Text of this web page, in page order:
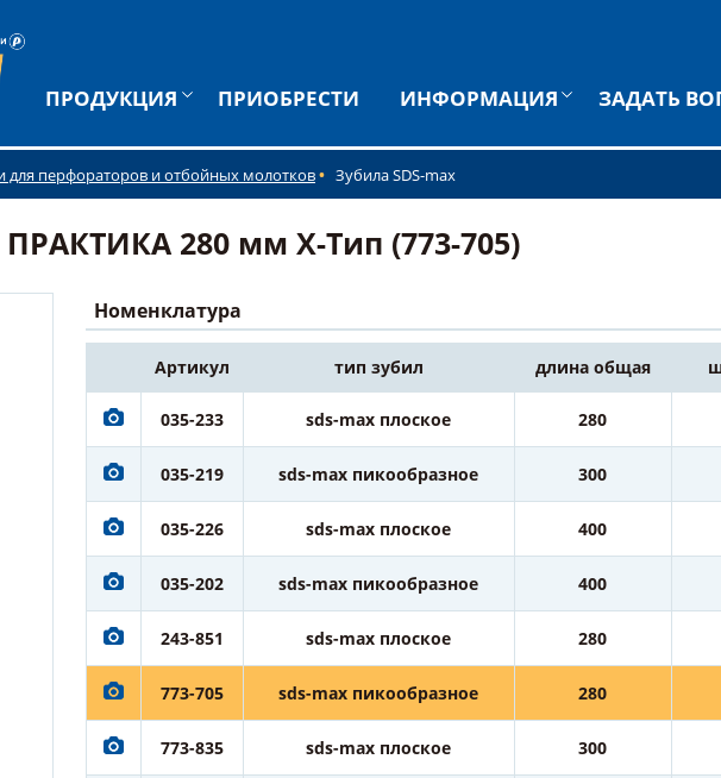
ПРОДУКЦИЯ ПРИОБРЕСТИ ИНФОРМАЦИЯ ЗАДАТЬ
для перфораторов и отбойных молотков Зубила SDS-max
280 мм X-Тип (773-705)
Номенклатура
Артикул тип зубил длина общая
035-233 sds-max плоское 280
035-219 sds-max пикообразное 300
035-226 sds-max плоское 400
035-202 sds-max пикообразное 400
243-851 sds-max плоское 280
773-705 sds-max пикообразное 280
773-835 sds-max плоское 300